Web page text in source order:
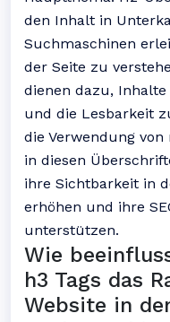
den Inhalt in
Suchmaschinen
der Seite zu
dienen dazu,
und die Lesbarkeit
die Verwendung von
in diesen
ihre Sichtbarkeit in
erhöhen und ihre
unterstützen.
Wie
h3 Tags das
Website in